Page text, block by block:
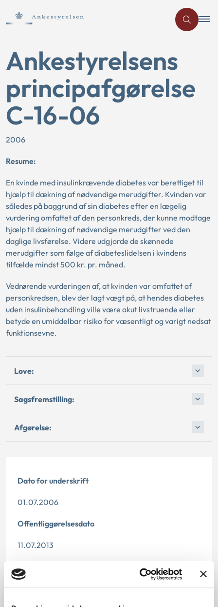
Ankestyrelsens
principafgørelse
C-16-06
2006
Resume:
En kvinde med insulinkrævende diabetes var berettiget til
hjælp til dækning af nødvendige merudgifter. Kvinden var
således på baggrund af sin diabetes efter en lægelig
vurdering omfattet af den personkreds, der kunne modtage
hjælp til dækning af nødvendige merudgifter ved den
daglige livsførelse. Videre udgjorde de skønnede
merudgifter som følge af diabeteslidelsen i kvindens
tilfælde mindst 500 kr. pr. måned.
Vedrørende vurderingen af, at kvinden var omfattet af
personkredsen, blev der lagt vægt på, at hendes diabetes
uden insulinbehandling ville være akut livstruende eller
betyde en umiddelbar risiko for væsentligt og varigt nedsat
funktionsevne.
Love:
Sagsfremstilling:
Afgørelse:
Dato for underskrift
01.07.2006
Offentliggørelsesdato
11.07.2013
Denne principafgørelse er kasseret den 1. juli 2016,
da den er erstattet af principafgørelse 35-16.